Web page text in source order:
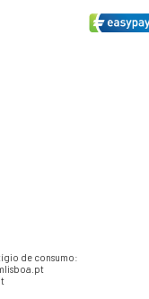
de consumo: